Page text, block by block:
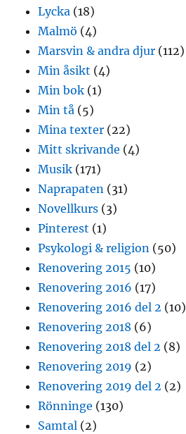
Lycka (18)
Malmö (4)
Marsvin & andra djur (112)
Min åsikt (4)
Min bok (1)
Min tå (5)
Mina texter (22)
Mitt skrivande (4)
Musik (171)
Naprapaten (31)
Novellkurs (3)
Pinterest (1)
Psykologi & religion (50)
Renovering 2015 (10)
Renovering 2016 (17)
Renovering 2016 del 2 (10)
Renovering 2018 (6)
Renovering 2018 del 2 (8)
Renovering 2019 (2)
Renovering 2019 del 2 (2)
Rönninge (130)
Samtal (2)